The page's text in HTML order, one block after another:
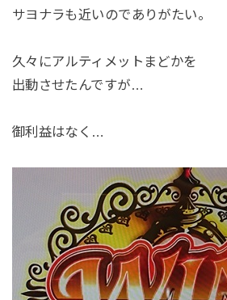
サヨナラも近いのでありがたい。
久々にアルティメットまどかを
出動させたんですが…
御利益はなく…